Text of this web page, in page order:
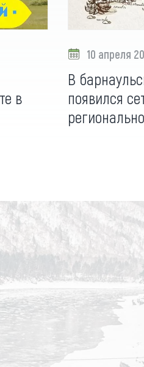
в
10 апреля
В
появился